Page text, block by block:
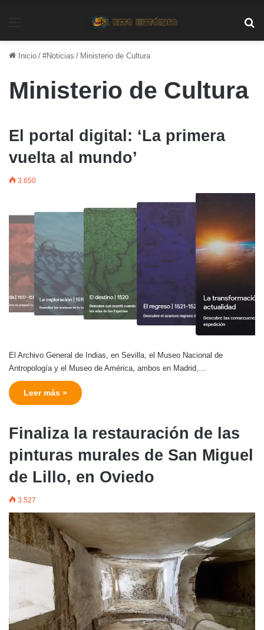
Inicio / #Noticias / Ministerio de Cultura
Ministerio de Cultura
El portal digital: ‘La primera
vuelta al mundo’
3.650
El Archivo General de Indias, en Sevilla, el Museo Nacional de
Antropología y el Museo de América, ambos en Madrid,…
Leer más »
Finaliza la restauración de las
pinturas murales de San Miguel
de Lillo, en Oviedo
3.527